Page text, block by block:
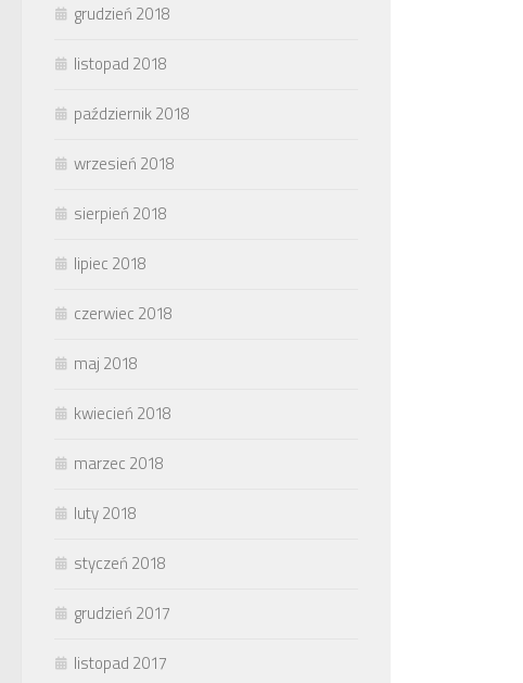
grudzień 2018
listopad 2018
październik 2018
wrzesień 2018
sierpień 2018
lipiec 2018
czerwiec 2018
maj 2018
kwiecień 2018
marzec 2018
luty 2018
styczeń 2018
grudzień 2017
listopad 2017